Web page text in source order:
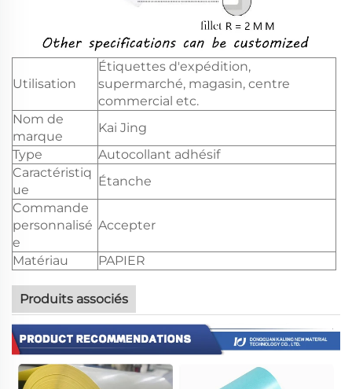
Utilisation
Étiquettes d'expédition,
supermarché, magasin, centre
commercial etc.
Nom de
marque
Kai Jing
Type
Autocollant adhésif
Caractéristiq
ue
Étanche
Commande
personnalisé
e
Accepter
Matériau PAPIER
Produits associés